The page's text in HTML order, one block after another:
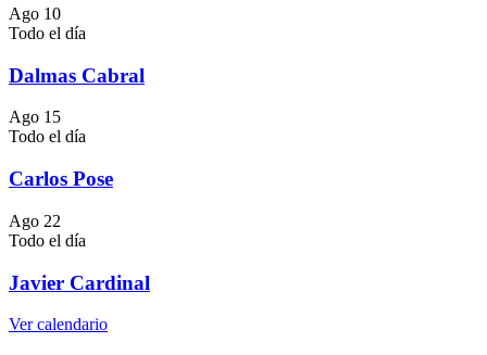
Ago 10
Todo el día
Dalmas Cabral
Ago 15
Todo el día
Carlos Pose
Ago 22
Todo el día
Javier Cardinal
Ver calendario